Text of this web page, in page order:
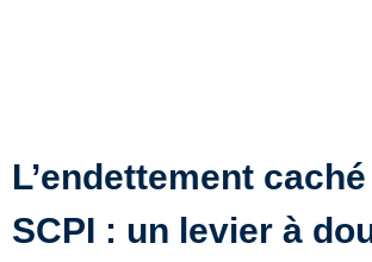
L’endettement
SCPI : un levier à